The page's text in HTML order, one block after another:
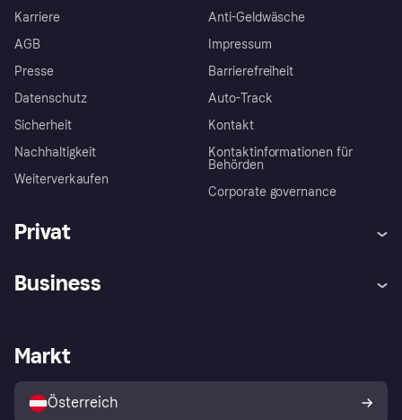
Karriere
AGB
Presse
Datenschutz
Sicherheit
Nachhaltigkeit
Weiterverkaufen
Anti-Geldwäsche
Impressum
Barrierefreiheit
Auto-Track
Kontakt
Kontaktinformationen für
Behörden
Corporate governance
Privat
Shops entdecken
Business
Händlerportal
Markt
Österreich